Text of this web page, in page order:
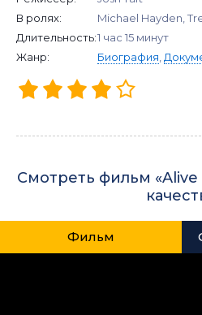
В ролях:
Michael Hayden,
Длительность:1 час 15 минут
Жанр:
Биография,
Смотреть фильм
Фильм